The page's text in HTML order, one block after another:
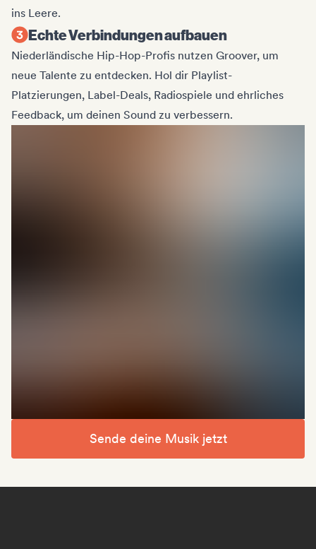
ins Leere.
Echte Verbindungen aufbauen
Niederländische Hip-Hop-Profis nutzen Groover, um
neue Talente zu entdecken. Hol dir Playlist-
Platzierungen, Label-Deals, Radiospiele und ehrliches
Feedback, um deinen Sound zu verbessern.
Sende deine Musik jetzt